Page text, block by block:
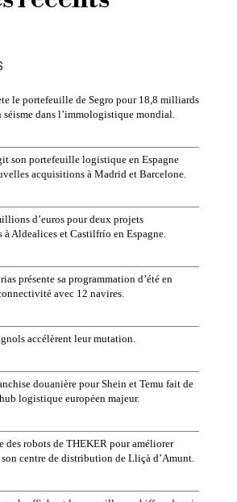
le portefeuille de Segro pour 18,8 milliards
séisme dans l’immologistique mondial.
son portefeuille logistique en Espagne
acquisitions à Madrid et Barcelone.
d’euros pour deux projets
Aldealices et Castilfrío en Espagne.
présente sa programmation d’été en
avec 12 navires.
accélèrent leur mutation.
douanière pour Shein et Temu fait de
logistique européen majeur.
des robots de THEKER pour améliorer
centre de distribution de Lliçà d’Amunt.